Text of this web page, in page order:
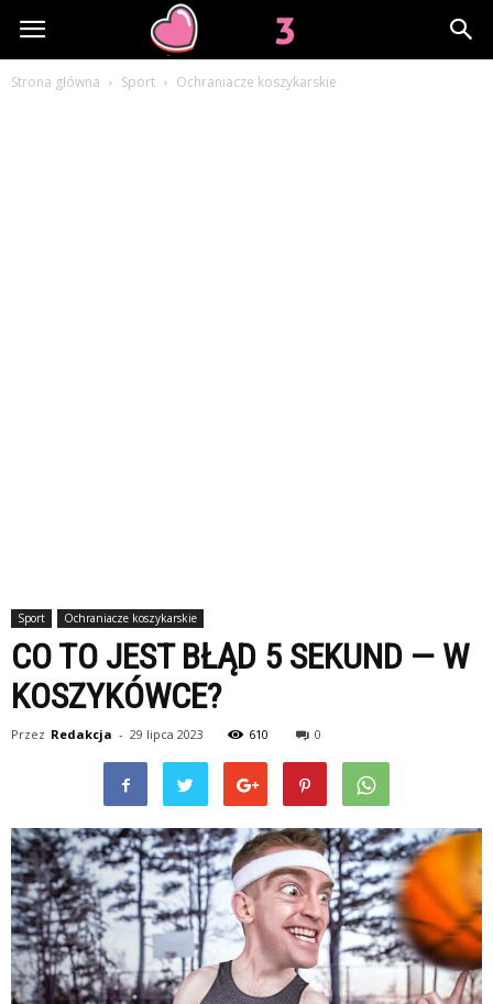
Lov3.pl
Strona główna Sport Ochraniacze koszykarskie
Sport Ochraniacze koszykarskie
CO TO JEST BŁĄD 5 SEKUND — W
KOSZYKÓWCE?
Przez Redakcja - 29 lipca 2023 610 0